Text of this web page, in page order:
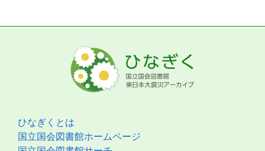
ひなぎくとは
国立国会図書館ホームページ